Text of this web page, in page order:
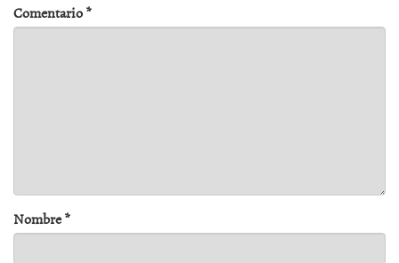
Comentario*
Nombre*